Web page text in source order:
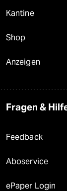
Kantine
Shop
Anzeigen
Fragen &
Feedback
Aboservice
ePaper Login